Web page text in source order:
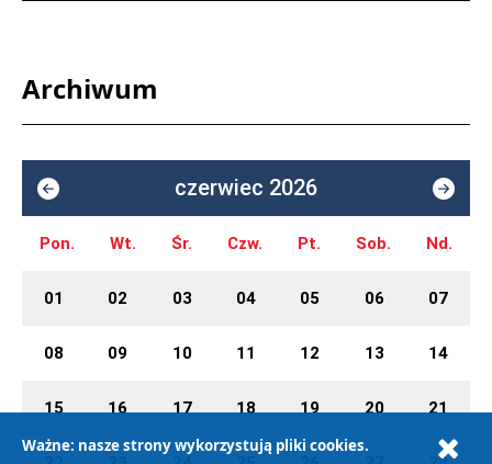
Archiwum
czerwiec 2026
Pon. Wt. Śr. Czw. Pt. Sob. Nd.
01 02 03 04 05 06 07
08 09 10 11 12 13 14
15 16 17 18 19 20 21
Ważne: nasze strony wykorzystują pliki cookies.